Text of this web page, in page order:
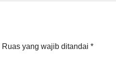
Ruas yang wajib ditandai *